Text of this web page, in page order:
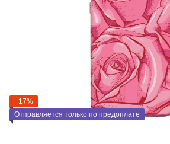
−17%
Отправляется только по предоплате